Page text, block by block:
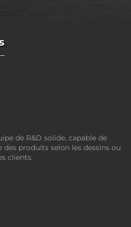
de R&D solide, capable de
produits selon les dessins ou
clients.